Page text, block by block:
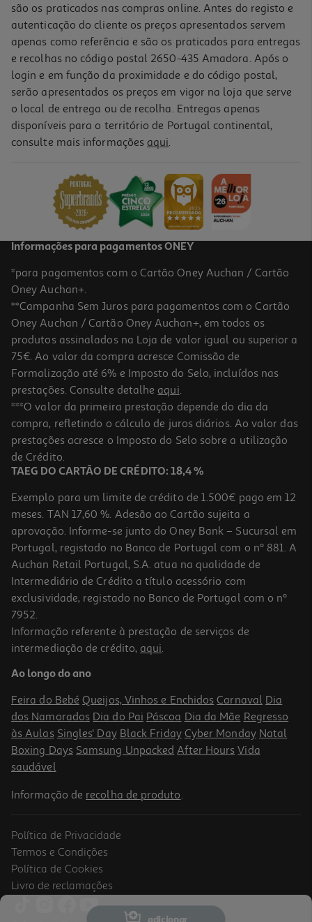
adicionar
são os praticados nas compras online. Antes do registo e
autenticação do cliente os preços apresentados servem
apenas como referência e são os praticados para entregas
e recolhas no código postal 2650-435 Amadora. Após o
login e em função da proximidade e do código postal,
serão apresentados os preços em vigor na loja que serve
o local de entrega ou de recolha. Entregas apenas
disponíveis para o território de Portugal continental,
consulte mais informações aqui.
Informações para pagamentos ONEY
*para pagamentos com o Cartão Oney Auchan / Cartão
Oney Auchan+.
**Campanha Sem Juros para pagamentos com o Cartão
Oney Auchan / Cartão Oney Auchan+, em todos os
produtos assinalados na Loja de valor igual ou superior a
75€. Ao valor da compra acresce Comissão de
Formalização até 6% e Imposto do Selo, incluídos nas
prestações. Consulte detalhe aqui.
***O valor da primeira prestação depende do dia da
compra, refletindo o cálculo de juros diários. Ao valor das
prestações acresce o Imposto do Selo sobre a utilização
de Crédito.
TAEG DO CARTÃO DE CRÉDITO: 18,4 %
Exemplo para um limite de crédito de 1.500€ pago em 12
meses. TAN 17,60 %. Adesão ao Cartão sujeita a
aprovação. Informe-se junto do Oney Bank – Sucursal em
Portugal, registado no Banco de Portugal com o nº 881. A
Auchan Retail Portugal, S.A. atua na qualidade de
Intermediário de Crédito a título acessório com
exclusividade, registado no Banco de Portugal com o nº
7952.
Informação referente à prestação de serviços de
intermediação de crédito, aqui.
Ao longo do ano
Feira do Bebé Queijos, Vinhos e Enchidos Carnaval Dia
dos Namorados Dia do Pai Páscoa Dia da Mãe Regresso
às Aulas Singles' Day Black Friday Cyber Monday Natal
Boxing Days Samsung Unpacked After Hours Vida
saudável
Informação de recolha de produto.
Política de Privacidade
Termos e Condições
Política de Cookies
Livro de reclamações